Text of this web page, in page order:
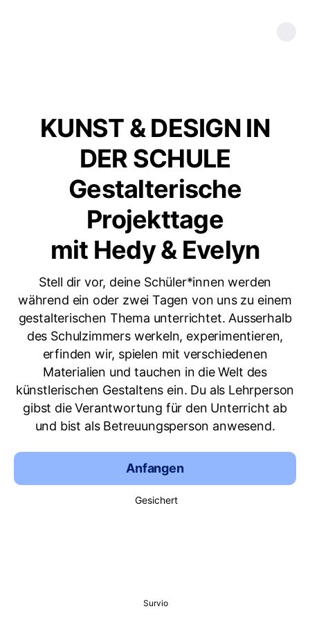
KUNST & DESIGN IN
DER SCHULE
Gestalterische
Projekttage
mit Hedy & Evelyn
Stell dir vor, deine Schüler*innen werden
während ein oder zwei Tagen von uns zu einem
gestalterischen Thema unterrichtet. Ausserhalb
des Schulzimmers werkeln, experimentieren,
erfinden wir, spielen mit verschiedenen
Materialien und tauchen in die Welt des
künstlerischen Gestaltens ein. Du als Lehrperson
gibst die Verantwortung für den Unterricht ab
und bist als Betreuungsperson anwesend.
Anfangen
Gesichert
Survio